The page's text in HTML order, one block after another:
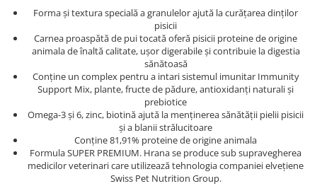
Forma și textura specială a granulelor ajută la curățarea dinților
pisicii
Carnea proaspătă de pui tocată oferă pisicii proteine ​​de origine
animala de înaltă calitate, ușor digerabile și contribuie la digestia
sănătoasă
Conține un complex pentru a intari sistemul imunitar Immunity
Support Mix, plante, fructe de pădure, antioxidanți naturali și
prebiotice
Omega-3 și 6, zinc, biotină ajută la menținerea sănătății pielii pisicii
și a blanii strălucitoare
Conține 81,91% proteine ​​de origine animala
Formula SUPER PREMIUM. Hrana se produce sub supravegherea
medicilor veterinari care utilizează tehnologia companiei elvețiene
Swiss Pet Nutrition Group.